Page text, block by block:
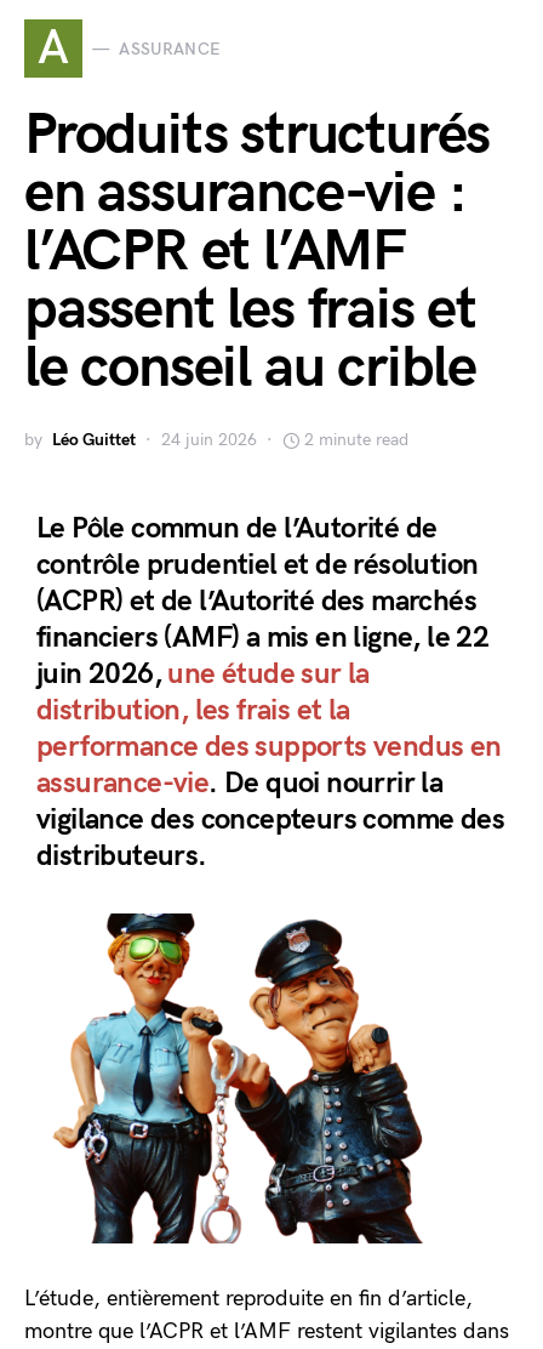
A ASSURANCE
Produits structurés
en assurance-vie :
l’ACPR et l’AMF
passent les frais et
le conseil au crible
by Léo Guittet 24 juin 2026 2 minute read
Le Pôle commun de l’Autorité de
contrôle prudentiel et de résolution
(ACPR) et de l’Autorité des marchés
financiers (AMF) a mis en ligne, le 22
juin 2026,une étude sur la
distribution, les frais et la
performance des supports vendus en
assurance-vie. De quoi nourrir la
vigilance des concepteurs comme des
distributeurs.
L’étude, entièrement reproduite en fin d’article,
montre que l’ACPR et l’AMF restent vigilantes dans